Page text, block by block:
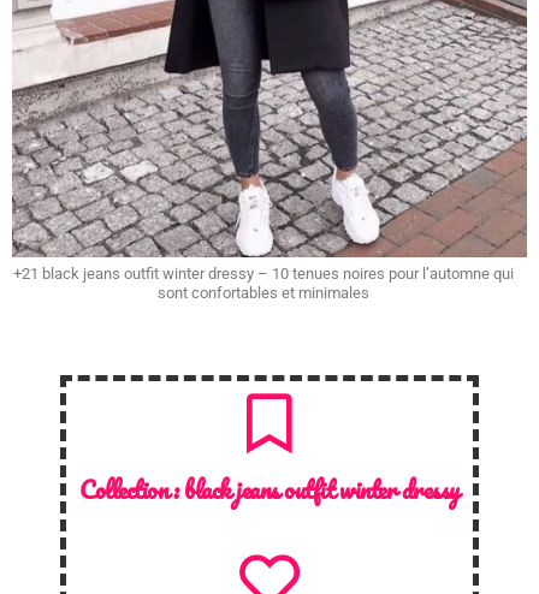
+21 black jeans outfit winter dressy – 10 tenues noires pour l’automne qui
sont confortables et minimales
Collection :black jeans outfit winter dressy